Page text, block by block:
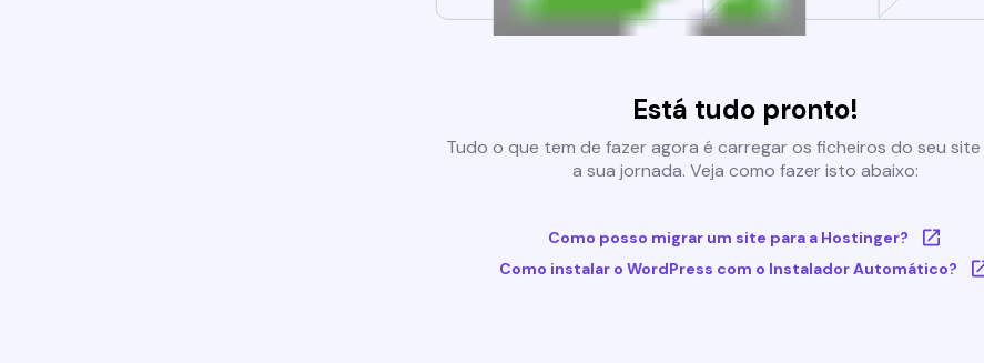
Está tudo pronto!
Tudo o que tem de fazer agora é carregar os ficheiros do seu site
a sua jornada. Veja como fazer isto abaixo:
Como posso migrar um site para a Hostinger?
Como instalar o WordPress com o Instalador Automático?